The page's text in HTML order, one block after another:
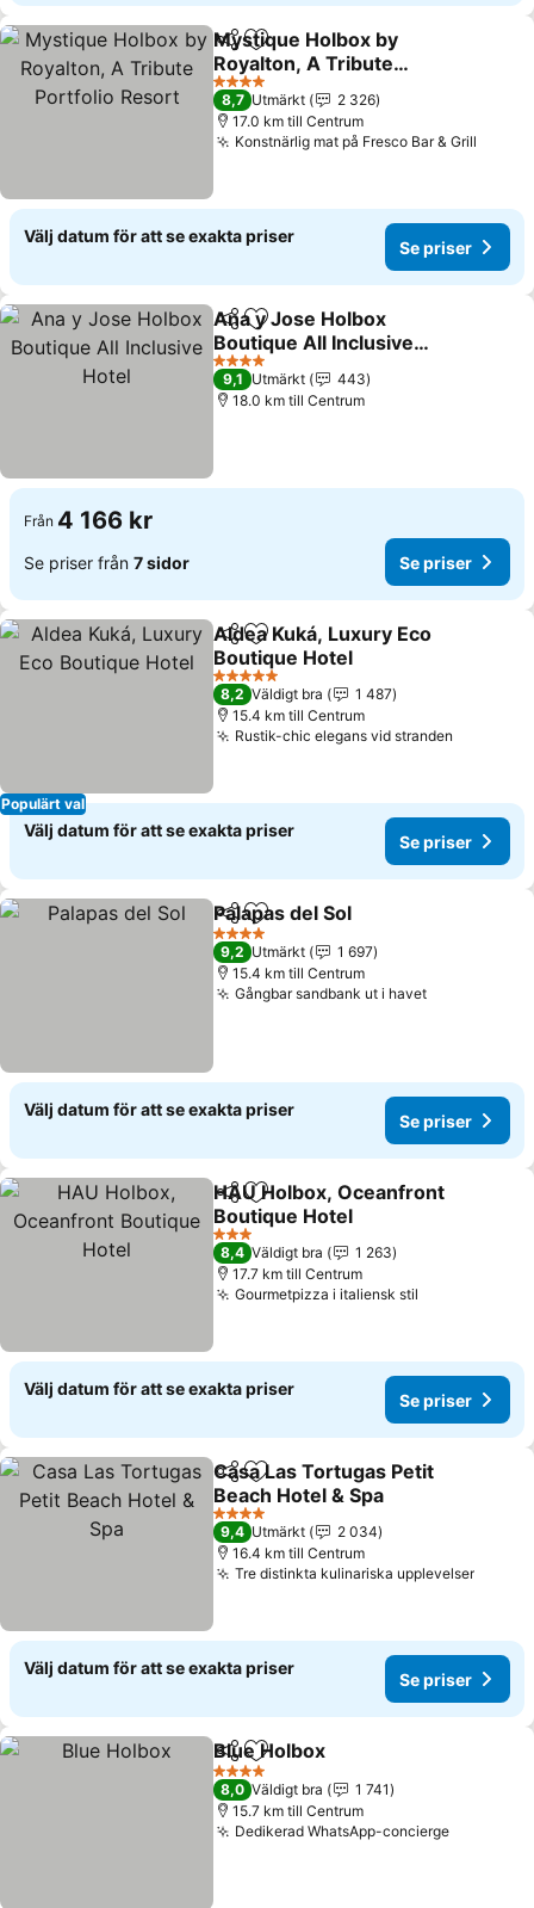
Dela Lägg till i Mina Favoriter
Mystique Holbox by
Royalton, A Tribute
Portfolio Resort
Se priser
4 Stjärnor
8,7 Utmärkt
2 326
17.0 km till Centrum
Konstnärlig mat på Fresco Bar & Grill
Välj datum för att se exakta priser
Se priser
Dela Lägg till i Mina Favoriter
Ana y Jose Holbox
Boutique All Inclusive
Hotel
Se priser
4 Stjärnor
9,1 Utmärkt
443
18.0 km till Centrum
Från 4 166 kr
Se priser från 7 sidor Se priser
Populärt val
Dela Lägg till i Mina Favoriter
Aldea Kuká, Luxury Eco
Boutique Hotel
Se priser
5 Stjärnor
8,2 Väldigt bra
1 487
15.4 km till Centrum
Rustik-chic elegans vid stranden
Välj datum för att se exakta priser
Se priser
Dela Lägg till i Mina Favoriter
Palapas del Sol
4 Stjärnor
9,2 Utmärkt
1 697
15.4 km till Centrum
Gångbar sandbank ut i havetSe priser
Välj datum för att se exakta priser
Se priser
Dela Lägg till i Mina Favoriter
HAU Holbox, Oceanfront
Boutique Hotel
Se priser
3 Stjärnor
8,4 Väldigt bra
1 263
17.7 km till Centrum
Gourmetpizza i italiensk stil
Välj datum för att se exakta priser
Se priser
Dela Lägg till i Mina Favoriter
Casa Las Tortugas Petit
Beach Hotel & Spa
Se priser
4 Stjärnor
9,4 Utmärkt
2 034
16.4 km till Centrum
Tre distinkta kulinariska upplevelserSe
Välj datum för att se exakta priser
Se priser
Dela Lägg till i Mina Favoriter
Blue Holbox
4 Stjärnor
8,0 Väldigt bra
1 741
15.7 km till Centrum
Dedikerad WhatsApp-conciergeSe priser